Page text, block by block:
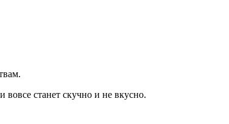
станет скучно и не вкусно.